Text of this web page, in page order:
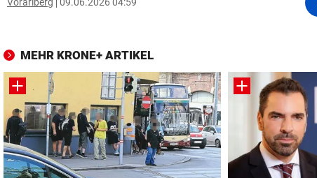
Vorarlberg 09.06.2026 04:59
MEHR KRONE+ ARTIKEL